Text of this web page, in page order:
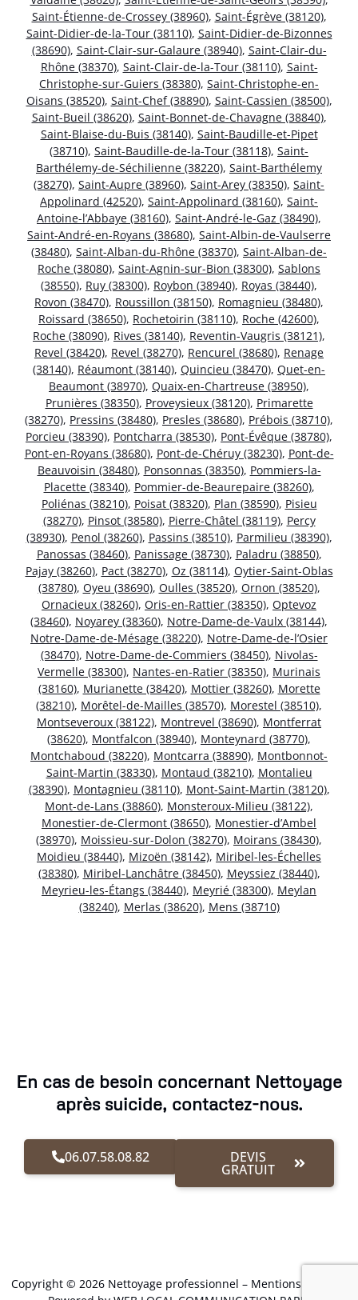
Saint-Étienne-de-Crossey (38960), Saint-Égrève (38120),
Saint-Didier-de-la-Tour (38110), Saint-Didier-de-Bizonnes
(38690), Saint-Clair-sur-Galaure (38940), Saint-Clair-du-
Rhône (38370), Saint-Clair-de-la-Tour (38110), Saint-
Christophe-sur-Guiers (38380), Saint-Christophe-en-
Oisans (38520), Saint-Chef (38890), Saint-Cassien (38500),
Saint-Bueil (38620), Saint-Bonnet-de-Chavagne (38840),
Saint-Blaise-du-Buis (38140), Saint-Baudille-et-Pipet
(38710), Saint-Baudille-de-la-Tour (38118), Saint-
Barthélemy-de-Séchilienne (38220), Saint-Barthélemy
(38270), Saint-Aupre (38960), Saint-Arey (38350), Saint-
Appolinard (42520), Saint-Appolinard (38160), Saint-
Antoine-l’Abbaye (38160), Saint-André-le-Gaz (38490),
Saint-André-en-Royans (38680), Saint-Albin-de-Vaulserre
(38480), Saint-Alban-du-Rhône (38370), Saint-Alban-de-
Roche (38080), Saint-Agnin-sur-Bion (38300), Sablons
(38550), Ruy (38300), Roybon (38940), Royas (38440),
Rovon (38470), Roussillon (38150), Romagnieu (38480),
Roissard (38650), Rochetoirin (38110), Roche (42600),
Roche (38090), Rives (38140), Reventin-Vaugris (38121),
Revel (38420), Revel (38270), Rencurel (38680), Renage
(38140), Réaumont (38140), Quincieu (38470), Quet-en-
Beaumont (38970), Quaix-en-Chartreuse (38950),
Prunières (38350), Proveysieux (38120), Primarette
(38270), Pressins (38480), Presles (38680), Prébois (38710),
Porcieu (38390), Pontcharra (38530), Pont-Évêque (38780),
Pont-en-Royans (38680), Pont-de-Chéruy (38230), Pont-de-
Beauvoisin (38480), Ponsonnas (38350), Pommiers-la-
Placette (38340), Pommier-de-Beaurepaire (38260),
Poliénas (38210), Poisat (38320), Plan (38590), Pisieu
(38270), Pinsot (38580), Pierre-Châtel (38119), Percy
(38930), Penol (38260), Passins (38510), Parmilieu (38390),
Panossas (38460), Panissage (38730), Paladru (38850),
Pajay (38260), Pact (38270), Oz (38114), Oytier-Saint-Oblas
(38780), Oyeu (38690), Oulles (38520), Ornon (38520),
Ornacieux (38260), Oris-en-Rattier (38350), Optevoz
(38460), Noyarey (38360), Notre-Dame-de-Vaulx (38144),
Notre-Dame-de-Mésage (38220), Notre-Dame-de-l’Osier
(38470), Notre-Dame-de-Commiers (38450), Nivolas-
Vermelle (38300), Nantes-en-Ratier (38350), Murinais
(38160), Murianette (38420), Mottier (38260), Morette
(38210), Morêtel-de-Mailles (38570), Morestel (38510),
Montseveroux (38122), Montrevel (38690), Montferrat
(38620), Montfalcon (38940), Monteynard (38770),
Montchaboud (38220), Montcarra (38890), Montbonnot-
Saint-Martin (38330), Montaud (38210), Montalieu
(38390), Montagnieu (38110), Mont-Saint-Martin (38120),
Mont-de-Lans (38860), Monsteroux-Milieu (38122),
Monestier-de-Clermont (38650), Monestier-d’Ambel
(38970), Moissieu-sur-Dolon (38270), Moirans (38430),
Moidieu (38440), Mizoën (38142), Miribel-les-Échelles
(38380), Miribel-Lanchâtre (38450), Meyssiez (38440),
Meyrieu-les-Étangs (38440), Meyrié (38300), Meylan
(38240), Merlas (38620), Mens (38710)
En cas de besoin concernant Nettoyage
après suicide, contactez-nous.
06.07.58.08.82 DEVIS
GRATUIT
Copyright © 2026 Nettoyage professionnel – Mentions Légales